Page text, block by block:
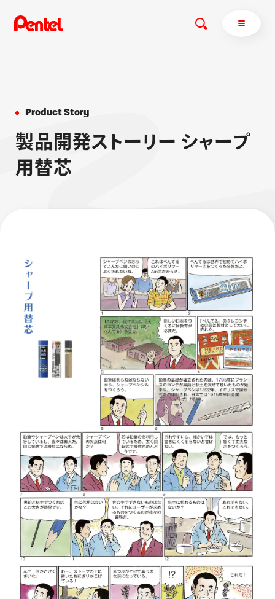
商品を探す
商品を探すトップ
ブラッシュ（筆）
画材
その他
運営会社
Product Story
製品 開 発ス トー リ ー シャープ
用 替芯